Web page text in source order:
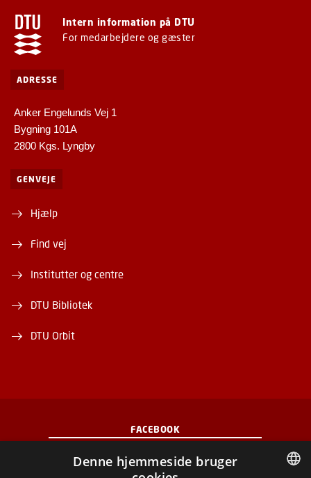
Intern information på DTU
For medarbejdere og gæster
ADRESSE
Anker Engelunds Vej 1
Bygning 101A
2800 Kgs. Lyngby
GENVEJE
Hjælp
Find vej
Institutter og centre
DTU Bibliotek
DTU Orbit
FACEBOOK
INSTAGRAM
Denne hjemmeside bruger